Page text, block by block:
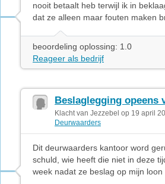
nooit betaalt heb terwijl ik in
dat ze alleen maar fouten maken
beoordeling oplossing: 1.0
Reageer als bedrijf
Beslaglegging opeens
Klacht van Jezzebel op 19 april
Deurwaarders
Dit deurwaarders kantoor word
schuld, wie heeft die niet in deze
week nadat ze beslag op mijn loon